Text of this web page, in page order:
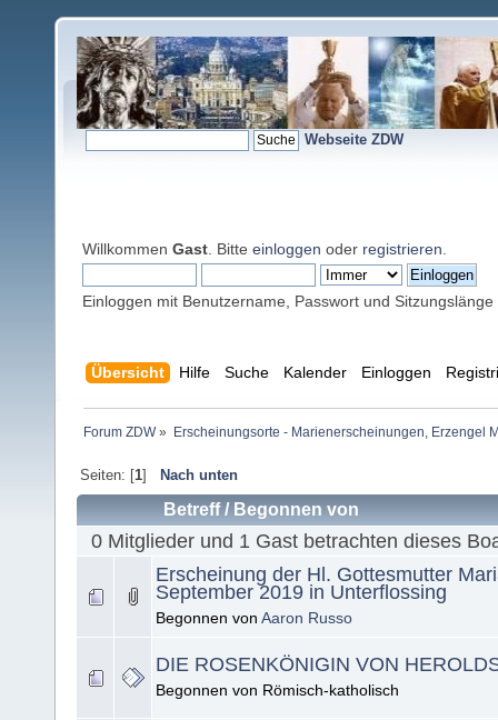
Webseite ZDW
Willkommen Gast . Bitte einloggen oder registrieren
Einloggen mit Benutzername, Passwort und Sitzungslänge
Übersicht Hilfe Suche Kalender Einloggen
Forum ZDW» Erscheinungsorte - Marienerscheinungen, Erzengel
Seiten: [1] Nach unten
Betreff/ Begonnen von
0 Mitglieder und 1 Gast betrachten dieses
Erscheinung der Hl. Gottesmutter
September 2019 in Unterflossing
Begonnen von Aaron Russo
DIE ROSENKÖNIGIN VON
Begonnen von Römisch-katholisch